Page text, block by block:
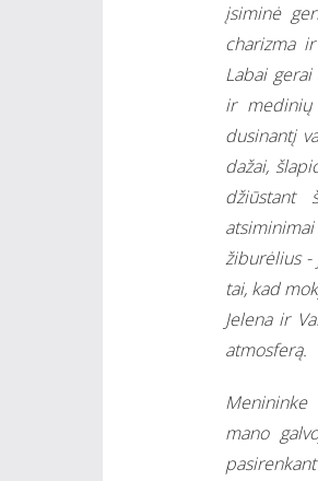
įsiminė
charizma
Labai
ir medinių
dusinantį
dažai,
džiūstant
žiburėlius -
tai, kad
Jelena ir
atmosferą.
mano